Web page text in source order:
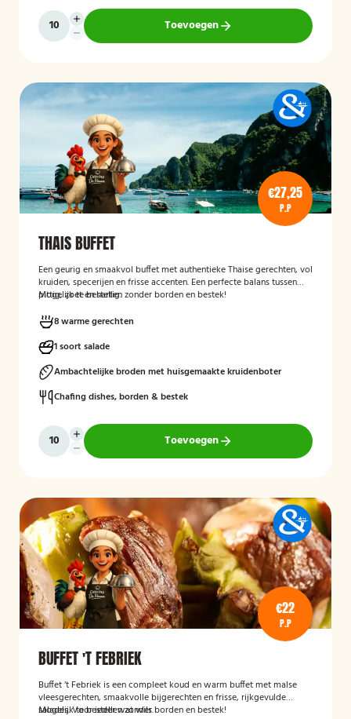
Toevoegen
€27,25
P.P
THAIS BUFFET
Een geurig en smaakvol buffet met authentieke Thaise gerechten, vol
kruiden, specerijen en frisse accenten. Een perfecte balans tussen
pittig, zoet en hartig.
Mogelijk te bestellen zonder borden en bestek!
8 warme gerechten
1 soort salade
Ambachtelijke broden met huisgemaakte kruidenboter
Chafing dishes, borden & bestek
Toevoegen
€22
P.P
BUFFET 'T FEBRIEK
Buffet ‘t Febriek is een compleet koud en warm buffet met malse
vleesgerechten, smaakvolle bijgerechten en frisse, rijkgevulde
salades. Voor ieder wat wils.
Mogelijk te bestellen zonder borden en bestek!